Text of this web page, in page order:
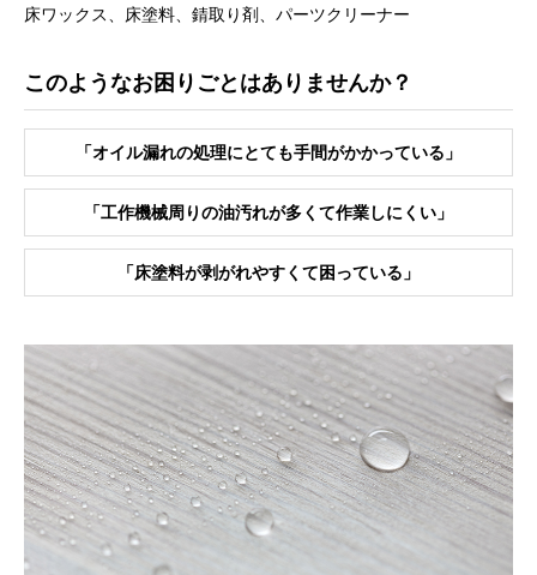
床ワックス、床塗料、錆取り剤、パーツクリーナー
このようなお困りごとはありませんか？
「オイル漏れの処理にとても⼿間がかかっている」
「⼯作機械周りの油汚れが多くて作業しにくい」
「床塗料が剥がれやすくて困っている」